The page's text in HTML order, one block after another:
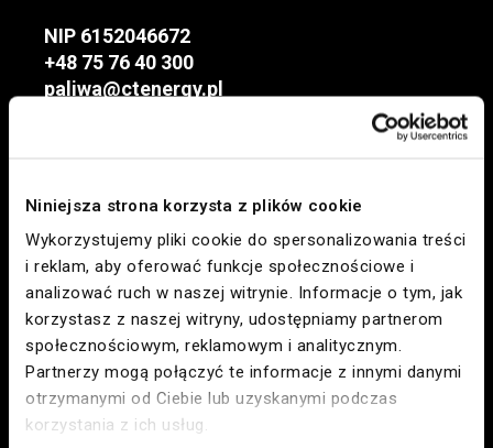
Niniejsza strona korzysta z plików cookie
Wykorzystujemy pliki cookie do spersonalizowania treści
i reklam, aby oferować funkcje społecznościowe i
analizować ruch w naszej witrynie. Informacje o tym, jak
korzystasz z naszej witryny, udostępniamy partnerom
społecznościowym, reklamowym i analitycznym.
Partnerzy mogą połączyć te informacje z innymi danymi
otrzymanymi od Ciebie lub uzyskanymi podczas
korzystania z ich usług.
NIP 6152046672
+48 75 76 40 300
paliwa@ctenergy.pl
ДЛЯ ТЕБЕ.
Наші станції
Зарядні станції
Бістро
Миття рук
Застосування DAPKA
Карта станцій